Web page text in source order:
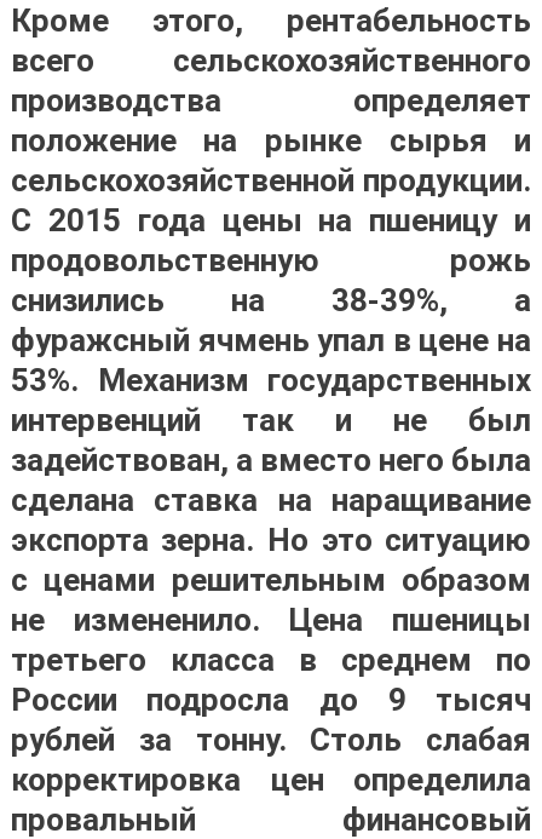
Кроме этого, рентабельность
всего сельскохозяйственного
производства определяет
положение на рынке сырья и
сельскохозяйственной продукции.
С 2015 года цены на пшеницу и
продовольственную рожь
снизились на 38-39%, а
фуражсный ячмень упал в цене на
53%. Механизм государственных
интервенций так и не был
задействован, а вместо него была
сделана ставка на наращивание
экспорта зерна. Но это ситуацию
с ценами решительным образом
не измененило. Цена пшеницы
третьего класса в среднем по
России подросла до 9 тысяч
рублей за тонну. Столь слабая
корректировка цен определила
провальный финансовый